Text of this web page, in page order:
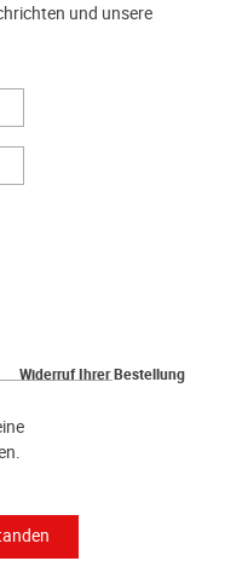
und unsere
Widerruf Ihrer Bestellung